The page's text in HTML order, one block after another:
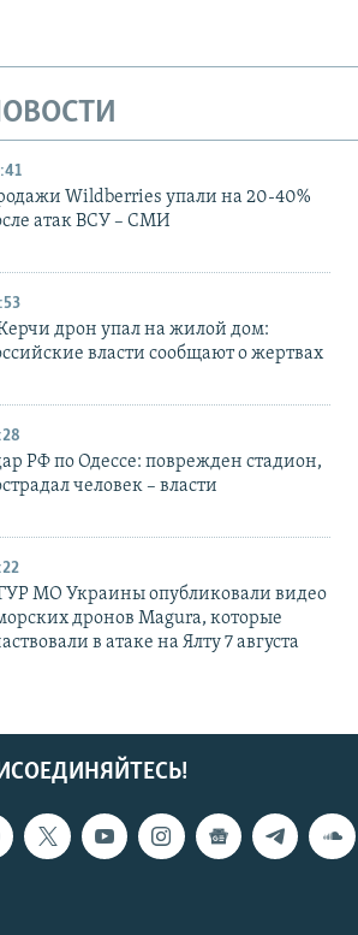
Wildberries упали на 20-40%
атак ВСУ – СМИ
дрон упал на жилой дом:
власти сообщают о жертвах
РФ по Одессе: поврежден стадион,
человек – власти
МО Украины опубликовали видео
дронов Magura, которые
в атаке на Ялту 7 августа